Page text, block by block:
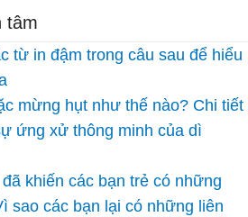
tâm
từ in đậm trong câu sau để hiểu
mừng hụt như thế nào? Chi tiết
ứng xử thông minh của dì
khiến các bạn trẻ có những
sao các bạn lại có những liên